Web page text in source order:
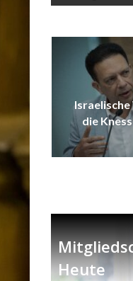
Israelische
die
Heute